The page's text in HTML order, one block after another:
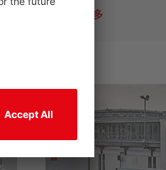
了解更多